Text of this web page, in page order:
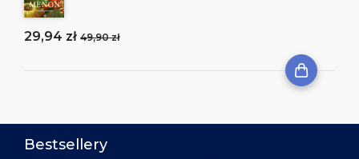
29,94 zł 49,90 zł
Bestsellery